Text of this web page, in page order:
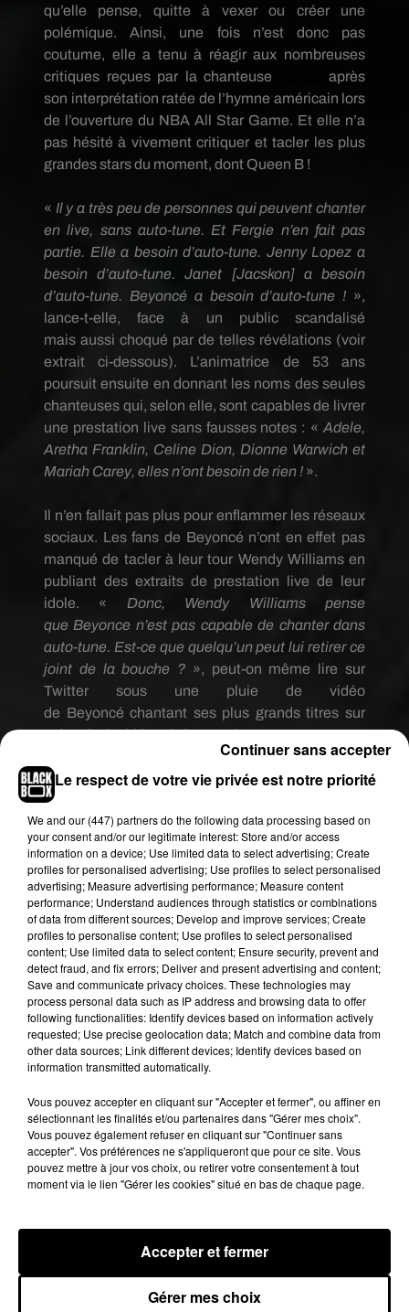
qu’elle pense, quitte à vexer ou créer une
polémique.
Ainsi, une fois n’est donc pas
coutume, elle a tenu à réagir aux nombreuses
critiques reçues par la chanteuse
après
son interprétation ratée de l’hymne américain lors
de l’ouverture du NBA All Star Game. Et elle n’a
pas hésité à vivement critiquer et tacler les plus
grandes stars du moment, dont Queen B !
« Il y a très peu de personnes qui peuvent chanter
en live, sans auto-tune. Et Fergie n’en fait pas
partie. Elle a besoin d’auto-tune. Jenny Lopez a
besoin d’auto-tune. Janet [Jacskon]a besoin
d’auto-tune. Beyoncéa besoin d’auto-tune ! »,
lance-t-elle, face à
un public
scandalisé
mais aussi choqué par de telles révélations (voir
extrait ci-dessous).
L’animatrice de 53 ans
poursuit ensuite en donnant les noms des seules
chanteuses qui, selon elle, sont capables de livrer
une prestation live sans fausses notes : « Adele,
Aretha Franklin, Celine Dion, Dionne Warwich et
Mariah Carey, elles n’ont besoin de rien ! ».
Il n’en fallait pas plus pour enflammer les réseaux
sociaux. Les fans de Beyoncé n’ont en effet pas
manqué de tacler à leur tour Wendy Williams en
publiant des extraits de prestation live de leur
idole.
« Donc, Wendy Williams pense
que Beyonce n’est pas capable de chanter dans
auto-tune. Est-ce que quelqu’un peut lui retirer ce
joint de la bouche ? », peut-on même lire sur
Twitter sous une pluie de vidéo
de Beyoncé chantant ses plus grands titres sur
scène(voir vidéos ci-dessous).
Le respect de votre vie privée est notre priorité
We and our (447) partnersdo the following data processing based on
your consent and/or our legitimate interest: Store and/or access
information on a device; Use limited data to select advertising; Create
profiles for personalised advertising; Use profiles to select personalised
advertising; Measure advertising performance; Measure content
performance; Understand audiences through statistics or combinations
of data from different sources; Develop and improve services; Create
profiles to personalise content; Use profiles to select personalised
content; Use limited data to select content; Ensure security, prevent and
detect fraud, and fix errors; Deliver and present advertising and content;
Save and communicate privacy choices. These technologies may
process personal data such as IP address and browsing data to offer
following functionalities: Identify devices based on information actively
requested; Use precise geolocation data; Match and combine data from
other data sources; Link different devices; Identify devices based on
information transmitted automatically.
Vous pouvez accepter en cliquant sur "Accepter et fermer", ou affiner en
sélectionnant les finalités et/ou partenaires dans "Gérer mes choix".
Vous pouvez également refuser en cliquant sur "Continuer sans
accepter". Vos préférences ne s'appliqueront que pour ce site. Vous
pouvez mettre à jour vos choix, ou retirer votre consentement à tout
moment via le lien "Gérer les cookies" situé en bas de chaque page.
Gérer mes choix
Accepter et fermer
Continuer sans accepter